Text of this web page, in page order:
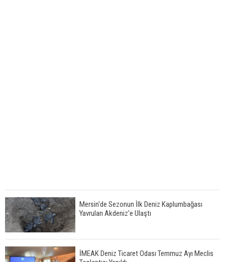
Mersin'de Sezonun İlk Deniz Kaplumbağası
Yavruları Akdeniz'e Ulaştı
İMEAK Deniz Ticaret Odası Temmuz Ayı Meclis